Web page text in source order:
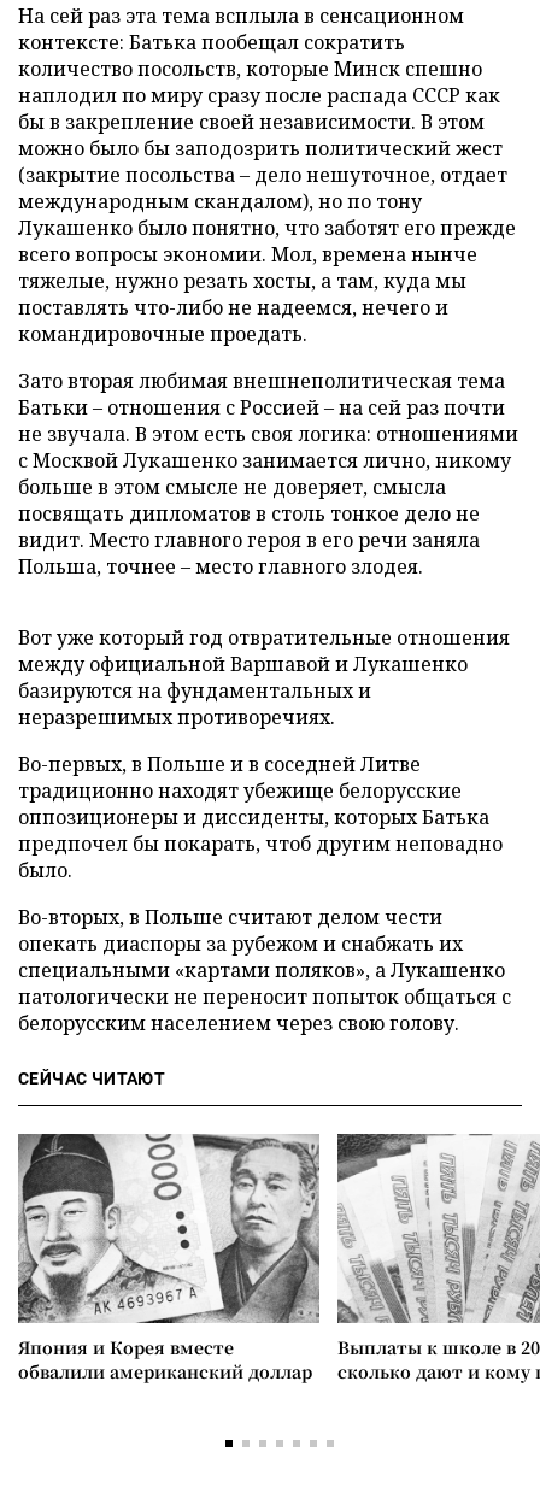
На сей раз эта тема всплыла в сенсационном
контексте: Батька пообещал сократить
количество посольств, которые Минск спешно
наплодил по миру сразу после распада СССР как
бы в закрепление своей независимости. В этом
можно было бы заподозрить политический жест
(закрытие посольства – дело нешуточное, отдает
международным скандалом), но по тону
Лукашенко было понятно, что заботят его прежде
всего вопросы экономии. Мол, времена нынче
тяжелые, нужно резать хосты, а там, куда мы
поставлять что-либо не надеемся, нечего и
командировочные проедать.
Зато вторая любимая внешнеполитическая тема
Батьки – отношения с Россией – на сей раз почти
не звучала. В этом есть своя логика: отношениями
с Москвой Лукашенко занимается лично, никому
больше в этом смысле не доверяет, смысла
посвящать дипломатов в столь тонкое дело не
видит. Место главного героя в его речи заняла
Польша, точнее – место главного злодея.
Вот уже который год отвратительные отношения
между официальной Варшавой и Лукашенко
базируются на фундаментальных и
неразрешимых противоречиях.
Во-первых, в Польше и в соседней Литве
традиционно находят убежище белорусские
оппозиционеры и диссиденты, которых Батька
предпочел бы покарать, чтоб другим неповадно
было.
Во-вторых, в Польше считают делом чести
опекать диаспоры за рубежом и снабжать их
специальными «картами поляков», а Лукашенко
патологически не переносит попыток общаться с
белорусским населением через свою голову.
СЕЙЧАС ЧИТАЮТ
Япония и Корея вместе
обвалили американский доллар
Выплаты к школе в
сколько дают и